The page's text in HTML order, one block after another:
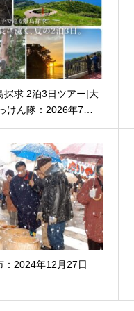
探求 2泊3日ツアー|大
けん隊：2026年7…
：2024年12月27日